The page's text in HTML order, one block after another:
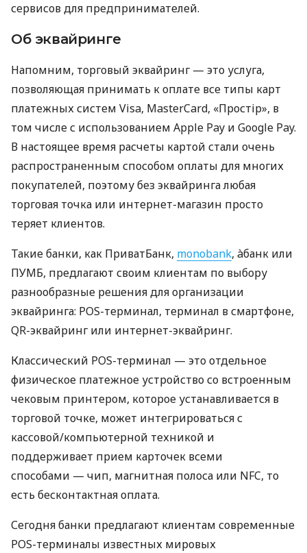
сервисов для предпринимателей.
Об эквайринге
Напомним, торговый эквайринг — это услуга,
позволяющая принимать к оплате все типы карт
платежных систем Visa, MasterCard, «Простір», в
том числе с использованием Apple Pay и Google Pay.
В настоящее время расчеты картой стали очень
распространенным способом оплаты для многих
покупателей, поэтому без эквайринга любая
торговая точка или интернет-магазин просто
теряет клиентов.
Такие банки, как ПриватБанк, monobank, àбанк или
ПУМБ, предлагают своим клиентам по выбору
разнообразные решения для организации
эквайринга: POS-терминал, терминал в смартфоне,
QR-эквайринг или интернет-эквайринг.
Классический POS-терминал — это отдельное
физическое платежное устройство со встроенным
чековым принтером, которое устанавливается в
торговой точке, может интегрироваться с
кассовой/компьютерной техникой и
поддерживает прием карточек всеми
способами — чип, магнитная полоса или NFC, то
есть бесконтактная оплата.
Сегодня банки предлагают клиентам современные
POS-терминалы известных мировых